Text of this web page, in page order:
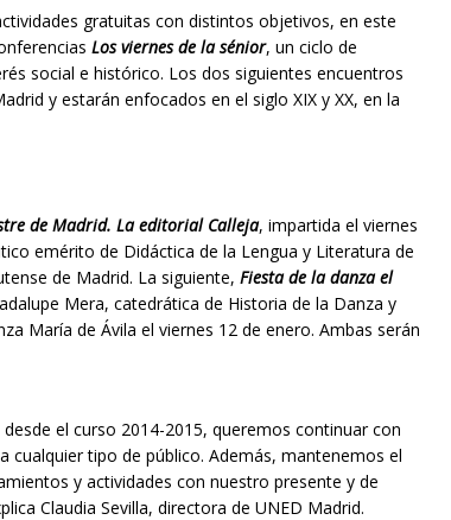
gratuitas con distintos objetivos, en este
Los viernes de la sénior, un ciclo de
social e histórico. Los dos siguientes encuentros
y estarán enfocados en el siglo XIX y XX, en la
de Madrid. La editorial Calleja, impartida el viernes
emérito de Didáctica de la Lengua y Literatura de
de Madrid. La siguiente, Fiesta de la danza el
Mera, catedrática de Historia de la Danza y
María de Ávila el viernes 12 de enero. Ambas serán
el curso 2014-2015, queremos continuar con
tipo de público. Además, mantenemos el
y actividades con nuestro presente y de
Claudia Sevilla, directora de UNED Madrid.